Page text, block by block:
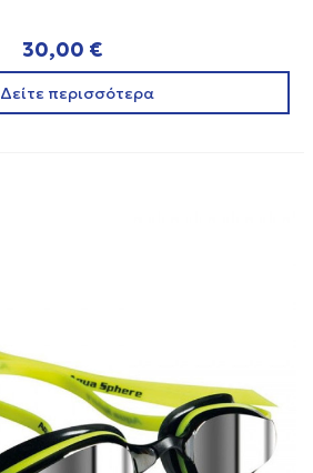
30,00 €
Δείτε περισσότερα